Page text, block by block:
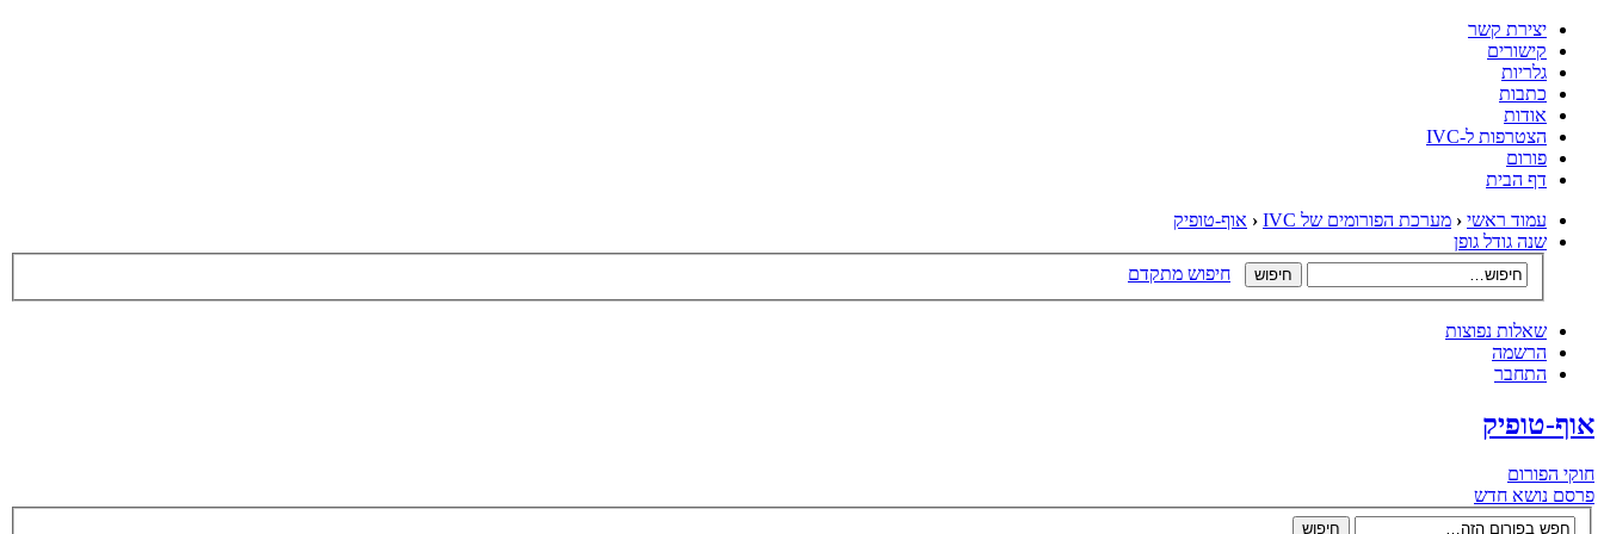
יצירת קשר
קישורים
גלריות
כתבות
אודות
הצטרפות ל-IVC
פורום
דף הבית
עמוד ראשי ‹ מערכת הפורומים של IVC ‹ אוף-טופיק
שנה גודל גופן
חיפוש מתקדם
שאלות נפוצות
הרשמה
התחבר
אוף-טופיק
חוקי הפורום
פרסם נושא חדש